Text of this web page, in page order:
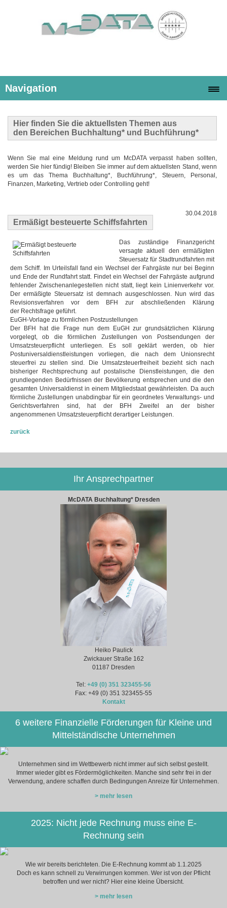
Navigation
Hier finden Sie die aktuellsten Themen aus
den Bereichen Buchhaltung* und Buchführung*
Wenn Sie mal eine Meldung rund um McDATA verpasst haben sollten,
werden Sie hier fündig! Bleiben Sie immer auf dem aktuellsten Stand, wenn
es um das Thema Buchhaltung*, Buchführung*, Steuern, Personal,
Finanzen, Marketing, Vertrieb oder Controlling geht!
Ermäßigt besteuerte Schiffsfahrten
30.04.2018
Das zuständige Finanzgericht
versagte aktuell den ermäßigten
Steuersatz für Stadtrundfahrten mit
dem Schiff. Im Urteilsfall fand ein Wechsel der Fahrgäste nur bei Beginn
und Ende der Rundfahrt statt. Findet ein Wechsel der Fahrgäste aufgrund
fehlender Zwischenanlegestellen nicht statt, liegt kein Linienverkehr vor.
Der ermäßigte Steuersatz ist demnach ausgeschlossen. Nun wird das
Revisionsverfahren vor dem BFH zur abschließenden Klärung
der Rechtsfrage geführt.
EuGH-Vorlage zu förmlichen Postzustellungen
Der BFH hat die Frage nun dem EuGH zur grundsätzlichen Klärung
vorgelegt, ob die förmlichen Zustellungen von Postsendungen der
Umsatzsteuerpflicht unterliegen. Es soll geklärt werden, ob hier
Postuniversaldienstleistungen vorliegen, die nach dem Unionsrecht
steuerfrei zu stellen sind. Die Umsatzsteuerfreiheit bezieht sich nach
bisheriger Rechtsprechung auf postalische Dienstleistungen, die den
grundlegenden Bedürfnissen der Bevölkerung entsprechen und die den
gesamten Universaldienst in einem Mitgliedstaat gewährleisten. Da auch
förmliche Zustellungen unabdingbar für ein geordnetes Verwaltungs- und
Gerichtsverfahren sind, hat der BFH Zweifel an der bisher
angenommenen Umsatzsteuerpflicht derartiger Leistungen.
zurück
Ihr Ansprechpartner
McDATA Buchhaltung* Dresden
Heiko Paulick
Zwickauer Straße 162
01187 Dresden
Tel: +49 (0) 351 323455-56
Fax: +49 (0) 351 323455-55
Kontakt
6 weitere Finanzielle Förderungen für Kleine und
Mittelständische Unternehmen
Unternehmen sind im Wettbewerb nicht immer auf sich selbst gestellt.
Immer wieder gibt es Fördermöglichkeiten. Manche sind sehr frei in der
Verwendung, andere schaffen durch Bedingungen Anreize für Unternehmen.
> mehr lesen
2025: Nicht jede Rechnung muss eine E-
Rechnung sein
Wie wir bereits berichteten. Die E-Rechnung kommt ab 1.1.2025
Doch es kann schnell zu Verwirrungen kommen. Wer ist von der Pflicht
betroffen und wer nicht? Hier eine kleine Übersicht.
> mehr lesen